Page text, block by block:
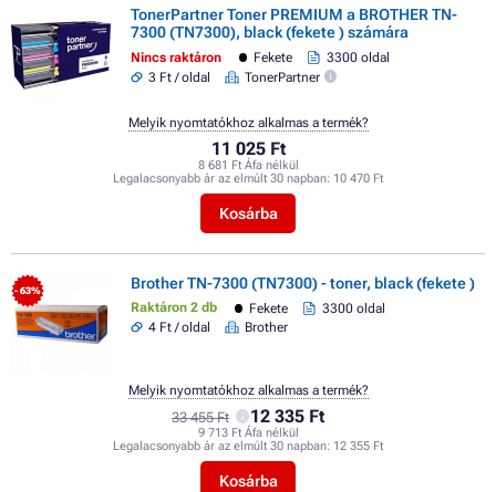
TonerPartner Toner PREMIUM a BROTHER TN-
7300 (TN7300), black (fekete ) számára
Nincs raktáron Fekete
3300 oldal
3 Ft / oldal
TonerPartner
11 025 Ft
8 681 Ft Áfa nélkül
Legalacsonyabb ár az elmúlt 30 napban: 10 470 Ft
Kosárba
Melyik nyomtatókhoz alkalmas a termék?
- 63% Brother TN-7300 (TN7300) - toner, black (fekete )
Raktáron 2 db Fekete
3300 oldal
4 Ft / oldal
Brother
33 455 Ft 12 335 Ft
9 713 Ft Áfa nélkül
Legalacsonyabb ár az elmúlt 30 napban: 12 355 Ft
Kosárba
Melyik nyomtatókhoz alkalmas a termék?